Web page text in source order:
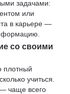
задачами:
или
в карьере —
со своими
плотный
учиться.
чаще всего